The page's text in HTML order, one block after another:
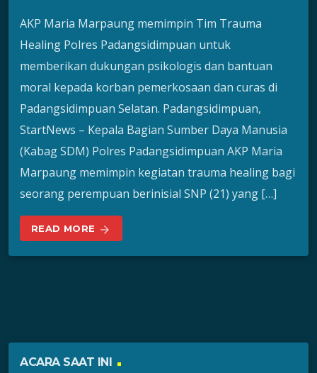
AKP Maria Marpaung memimpin Tim Trauma
Healing Polres Padangsidimpuan untuk
memberikan dukungan psikologis dan bantuan
moral kepada korban pemerkosaan dan curas di
Padangsidimpuan Selatan. Padangsidimpuan,
StartNews – Kepala Bagian Sumber Daya Manusia
(Kabag SDM) Polres Padangsidimpuan AKP Maria
Marpaung memimpin kegiatan trauma healing bagi
seorang perempuan berinisial SNP (21) yang […]
READ MORE arrow_forward
ACARA SAAT INI